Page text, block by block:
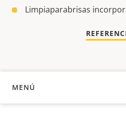
Limpiaparabrisas
MENÚ
DESCRIPCIÓN